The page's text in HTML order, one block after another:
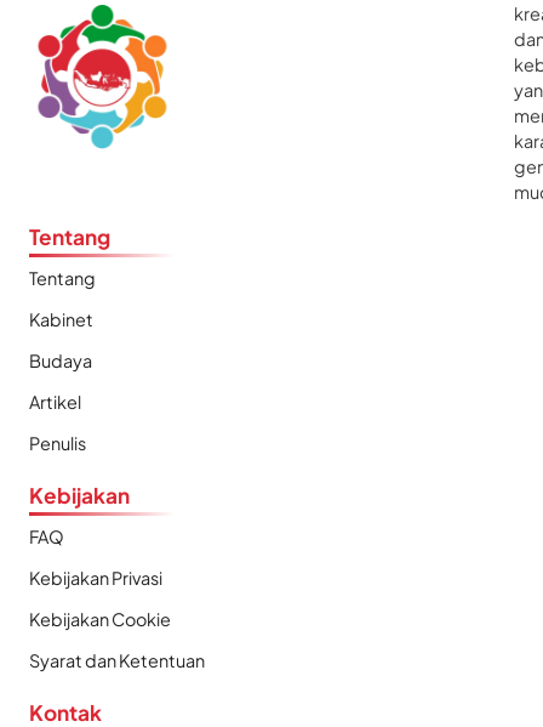
Tentang
Tentang
Kabinet
Budaya
Artikel
Penulis
Kebijakan
FAQ
Kebijakan Privasi
Kebijakan Cookie
Syarat dan Ketentuan
Kontak